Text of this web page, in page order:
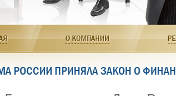
О КОМПАНИИ
РОССИИ ПРИНЯЛА ЗАКОН О